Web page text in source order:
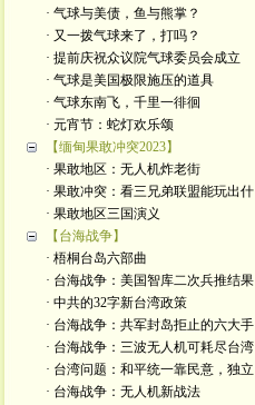
· 气球与美债，鱼与熊掌？
· 又一拨气球来了，打吗？
· 提前庆祝众议院气球委员会成立
· 气球是美国极限施压的道具
· 气球东南飞，千里一徘徊
· 元宵节：蛇灯欢乐颂
【缅甸果敢冲突2023】
· 果敢地区：无人机炸老街
· 果敢冲突：看三兄弟联盟能玩出什
· 果敢地区三国演义
【台海战争】
· 梧桐台岛六部曲
· 台海战争：美国智库二次兵推结果
· 中共的32字新台湾政策
· 台海战争：共军封岛拒止的六大手
· 台海战争：三波无人机可耗尽台湾
· 台湾问题：和平统一靠民意，独立
· 台海战争：无人机新战法